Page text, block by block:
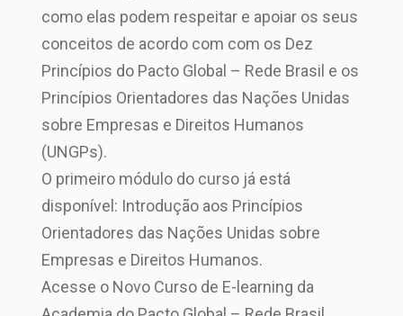
como elas podem respeitar e apoiar os seus
conceitos de acordo com com os Dez
Princípios do Pacto Global – Rede Brasil e os
Princípios Orientadores das Nações Unidas
sobre Empresas e Direitos Humanos
(UNGPs).
O primeiro módulo do curso já está
disponível: Introdução aos Princípios
Orientadores das Nações Unidas sobre
Empresas e Direitos Humanos.
Acesse o Novo Curso de E-learning da